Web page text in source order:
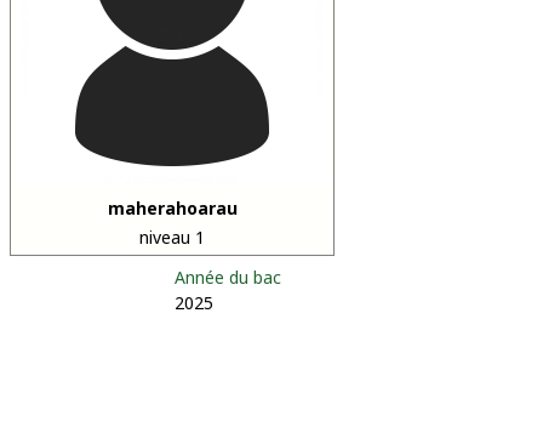
maherahoarau
niveau 1
Année du bac
2025